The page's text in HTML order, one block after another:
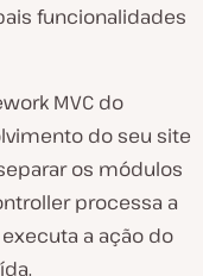
funcionalidades
MVC do
do seu site
os módulos
processa a
a ação do